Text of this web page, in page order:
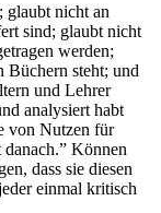
glaubt nicht an
sind; glaubt nicht
werden;
Büchern steht; und
und Lehrer
analysiert habt
von Nutzen für
Können
dass sie diesen
einmal kritisch